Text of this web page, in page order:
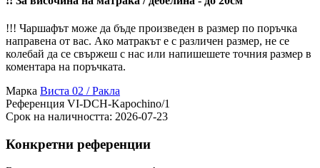
!!! Чаршафът може да бъде произведен в размер по поръчка
направена от вас. Ако матракът е с различен размер, не се
колебай да се свържеш с нас или напишешете точния размер в
коментара на поръчката.
Марка Виста 02 / Ракла
Референция VI-DCH-Kapochino/1
Срок на наличността: 2026-07-23
Конкретни референции